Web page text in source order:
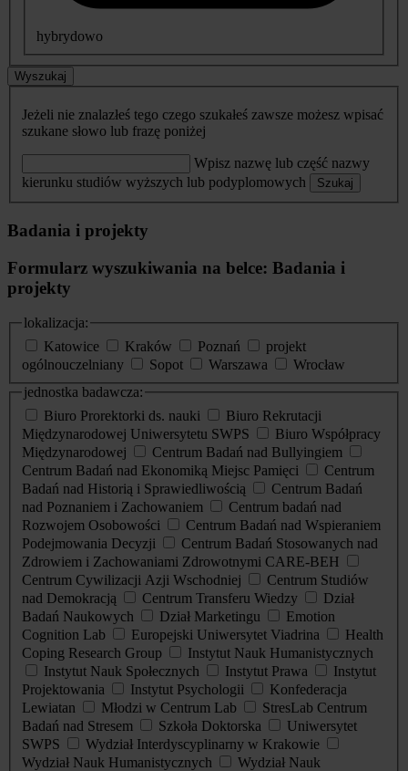
hybrydowo
Wyszukaj
Jeżeli nie znalazłeś tego czego szukałeś zawsze możesz wpisać
szukane słowo lub frazę poniżej
Wpisz nazwę lub część nazwy
kierunku studiów wyższych lub podyplomowych
Szukaj
Badania i projekty
Formularz wyszukiwania na belce: Badania i
projekty
lokalizacja:
Katowice
Kraków Poznań
projekt
ogólnouczelniany
Sopot Warszawa
Wrocław
jednostka badawcza:
Biuro Prorektorki ds. nauki
Biuro Rekrutacji
Międzynarodowej Uniwersytetu SWPS
Biuro Współpracy
Międzynarodowej
Centrum Badań nad Bullyingiem
Centrum Badań nad Ekonomiką Miejsc Pamięci
Centrum
Badań nad Historią i Sprawiedliwością
Centrum Badań
nad Poznaniem i Zachowaniem
Centrum badań nad
Rozwojem Osobowości
Centrum Badań nad Wspieraniem
Podejmowania Decyzji
Centrum Badań Stosowanych nad
Zdrowiem i Zachowaniami Zdrowotnymi CARE-BEH
Centrum Cywilizacji Azji Wschodniej
Centrum Studiów
nad Demokracją
Centrum Transferu Wiedzy
Dział
Badań Naukowych
Dział Marketingu
Emotion
Cognition Lab
Europejski Uniwersytet Viadrina
Health
Coping Research Group
Instytut Nauk Humanistycznych
Instytut Nauk Społecznych
Instytut Prawa
Instytut
Projektowania
Instytut Psychologii
Konfederacja
Lewiatan
Młodzi w Centrum Lab
StresLab Centrum
Badań nad Stresem
Szkoła Doktorska
Uniwersytet
SWPS
Wydział Interdyscyplinarny w Krakowie
Wydział Nauk Humanistycznych
Wydział Nauk